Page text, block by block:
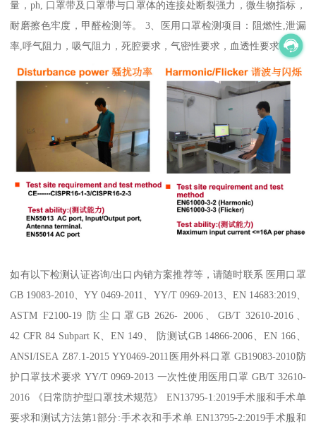
量，ph, 口罩带及口罩带与口罩体的连接处断裂强力，微生物指标，
耐磨擦色牢度，甲醛检测等。 3、医用口罩检测项目：阻燃性,泄漏
率,呼气阻力，吸气阻力，死腔要求，气密性要求，血透性要求等。
如有以下检测认证咨询/出口内销方案推荐等，请随时联系 医用口罩
GB 19083-2010、YY 0469-2011、YY/T 0969-2013、EN 14683:2019、
ASTM F2100-19 防尘口罩GB 2626- 2006、GB/T 32610-2016、
42 CFR 84 Subpart K、EN 149、 防测试GB 14866-2006、EN 166、
ANSI/ISEA Z87.1-2015 YY0469-2011医用外科口罩 GB19083-2010防
护口罩技术要求 YY/T 0969-2013 一次性使用医用口罩 GB/T 32610-
2016 《日常防护型口罩技术规范》 EN13795-1:2019手术服和手术单
要求和测试方法第1部分:手术衣和手术单 EN13795-2:2019手术服和